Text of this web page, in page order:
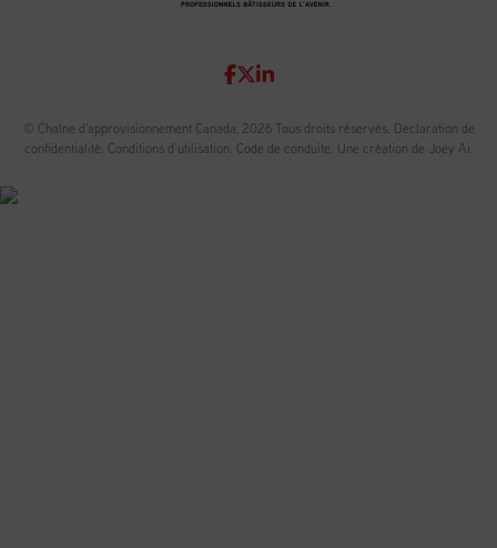
© Chaîne d'approvisionnement Canada, 2026 Tous droits réservés. Déclaration de
confidentialité. Conditions d’utilisation. Code de conduite. Une création de Joey Ai.